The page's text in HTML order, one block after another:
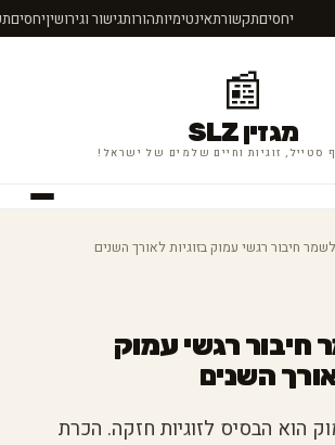
יחסיםתקשורתאינטימיותהורותגישור וגירושיןיחסים
📰
מגזין SLZ
סטייל, זוגיות וחיים שלמים של ישראל!
חיבור רגשי עמוק בזוגיות לאורך השנים
חיבור רגשי עמוק
השנים
הוא הבסיס לזוגיות חזקה. הכרת